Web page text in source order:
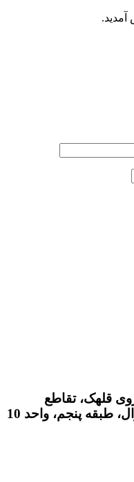
قلهک، تقاطع
طبقه پنجم، واحد 10